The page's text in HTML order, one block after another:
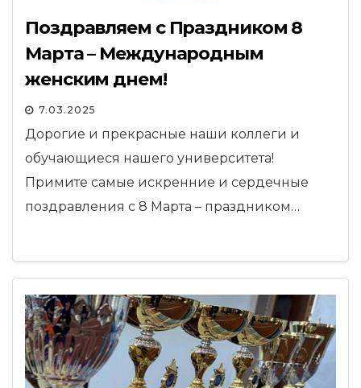
Поздравляем с Праздником 8
Марта – Международным
женским днем!
7.03.2025
Дорогие и прекрасные наши коллеги и
обучающиеся нашего университета!
Примите самые искренние и сердечные
поздравления с 8 Марта – праздником…